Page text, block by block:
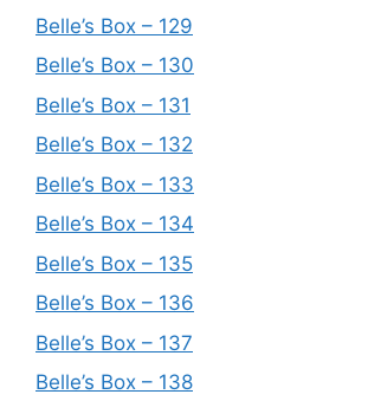
Belle’s Box – 129
Belle’s Box – 130
Belle’s Box – 131
Belle’s Box – 132
Belle’s Box – 133
Belle’s Box – 134
Belle’s Box – 135
Belle’s Box – 136
Belle’s Box – 137
Belle’s Box – 138